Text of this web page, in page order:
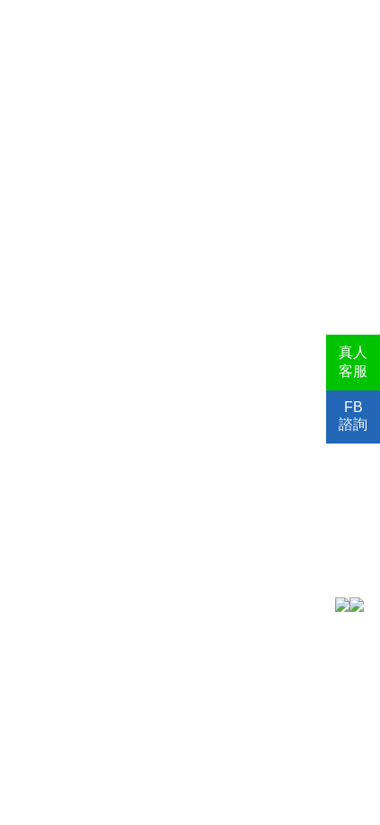
真人
客服
FB
諮詢